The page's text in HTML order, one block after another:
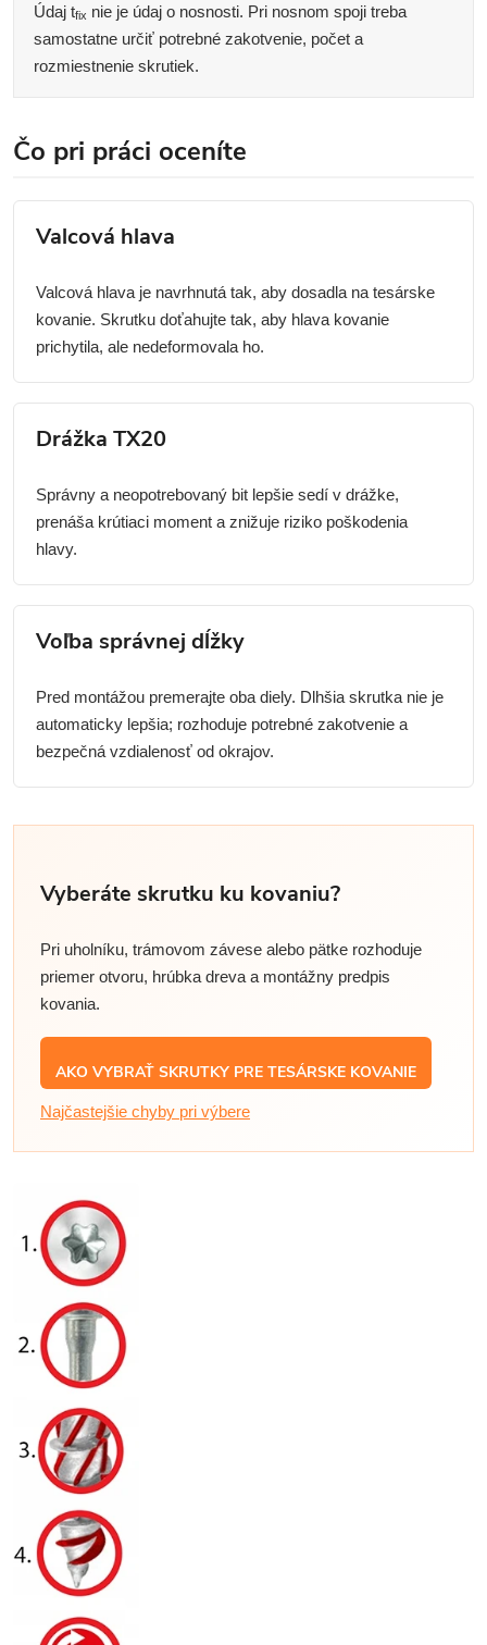
Údaj tfix nie je údaj o nosnosti. Pri nosnom spoji treba
samostatne určiť potrebné zakotvenie, počet a
rozmiestnenie skrutiek.
Čo pri práci oceníte
Valcová hlava
Valcová hlava je navrhnutá tak, aby dosadla na tesárske
kovanie. Skrutku doťahujte tak, aby hlava kovanie
prichytila, ale nedeformovala ho.
Drážka TX20
Správny a neopotrebovaný bit lepšie sedí v drážke,
prenáša krútiaci moment a znižuje riziko poškodenia
hlavy.
Voľba správnej dĺžky
Pred montážou premerajte oba diely. Dlhšia skrutka nie je
automaticky lepšia; rozhoduje potrebné zakotvenie a
bezpečná vzdialenosť od okrajov.
Vyberáte skrutku ku kovaniu?
Pri uholníku, trámovom závese alebo pätke rozhoduje
priemer otvoru, hrúbka dreva a montážny predpis
kovania.
AKO VYBRAŤ SKRUTKY PRE TESÁRSKE KOVANIE
Najčastejšie chyby pri výbere